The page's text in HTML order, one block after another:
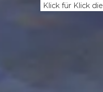
Klick für Klick die